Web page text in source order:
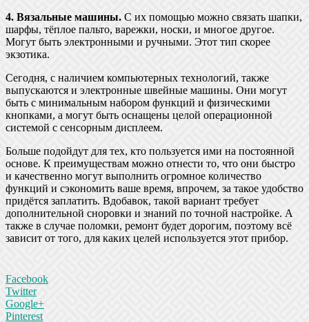
4. Вязальные машины. С их помощью можно связать шапки,
шарфы, тёплое пальто, варежки, носки, и многое другое.
Могут быть электронными и ручными. Этот тип скорее
экзотика.
Сегодня, с наличием компьютерных технологий, также
выпускаются и электронные швейные машины. Они могут
быть с минимальным набором функций и физическими
кнопками, а могут быть оснащены целой операционной
системой с сенсорным дисплеем.
Больше подойдут для тех, кто пользуется ими на постоянной
основе. К преимуществам можно отнести то, что они быстро
и качественно могут выполнить огромное количество
функций и сэкономить ваше время, впрочем, за такое удобство
придётся заплатить. Вдобавок, такой вариант требует
дополнительной сноровки и знаний по точной настройке. А
также в случае поломки, ремонт будет дорогим, поэтому всё
зависит от того, для каких целей используется этот прибор.
Facebook
Twitter
Google+
Pinterest